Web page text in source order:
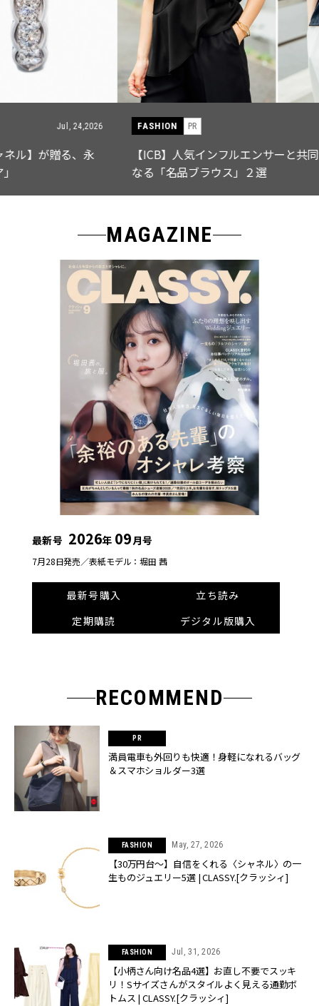
FASHION PR
【ICB】人気インフルエンサーと共同制作! 週5で着たく
なる「名品ブラウス」２選
MAGAZINE
最新号 2026年 09月号
7月28日発売／表紙モデル：堀田 茜
最新号購入
立ち読み
定期購読
デジタル版購入
RECOMMEND
満員電車も外回りも快適！身軽になれるバッグ
＆スマホショルダー3選
FASHION May, 27, 2026
【30万円台〜】自信をくれる〈シャネル〉の一
生ものジュエリー5選 | CLASSY.[クラッシィ]
FASHION Jul, 31, 2026
【小柄さん向け名品4選】お直し不要でスッキ
リ！Sサイズさんがスタイルよく見える通勤ボ
トムス | CLASSY.[クラッシィ]